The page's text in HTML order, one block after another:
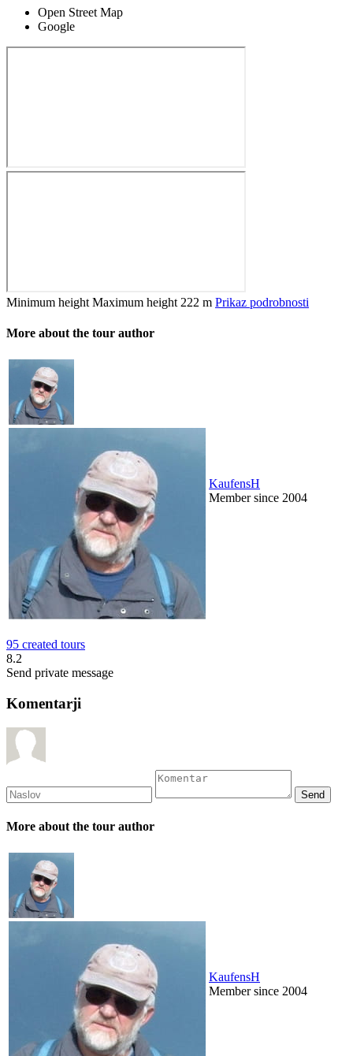
Open Street Map
Google
Minimum height Maximum height 222 m Prikaz podrobnosti
More about the tour author
KaufensH
Member since 2004
95 created tours
8.2
Send private message
Komentarji
More about the tour author
KaufensH
Member since 2004